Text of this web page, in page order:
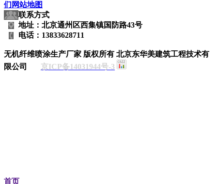
们 网站地图
联系方式
地址：北京通州区西集镇国防路43号
电话：13833628711
无机纤维喷涂生产厂家 版权所有 北京东华美建筑工程技术有
限公司 京ICP备14031944号-3
首页